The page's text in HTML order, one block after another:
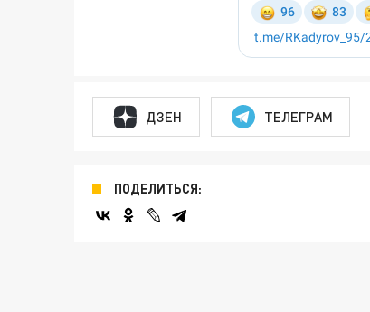
ДЗЕН ТЕЛЕГРАМ
ПОДЕЛИТЬСЯ: